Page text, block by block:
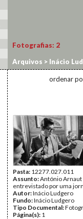
Fotografias: 2
Arquivos > Inácio
ordenar
Pasta: 12277.027.011
Assunto:António
entrevistado por uma
Autor:Inácio Ludgero
Fundo:Inácio Ludgero
Tipo Documental:
Página(s): 1